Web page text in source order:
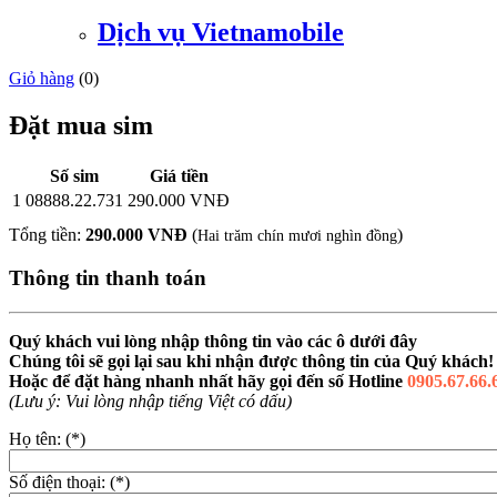
Dịch vụ Vietnamobile
Giỏ hàng (0)
Đặt mua sim
Số sim
Giá tiền
1 08888.22.731 290.000 VNĐ
Tổng tiền: 290.000 VNĐ (Hai trăm chín mươi nghìn đồng)
Thông tin thanh toán
Quý khách vui lòng nhập thông tin vào các ô dưới đây
Chúng tôi sẽ gọi lại sau khi nhận được thông tin của Quý khách!
Hoặc để đặt hàng nhanh nhất hãy gọi đến số Hotline
(Lưu ý: Vui lòng nhập tiếng Việt có dấu)
Họ tên: (*)
Số điện thoại: (*)